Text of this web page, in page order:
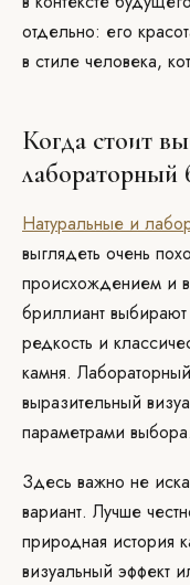
отдельно: его
в стиле человека,
Когда стоит
лабораторный
Натуральные и
выглядеть очень
происхождением и
бриллиант
редкость и
камня.
выразительный
параметрами выбора.
Здесь важно не
вариант. Лучше
природная история
визуальный эффект